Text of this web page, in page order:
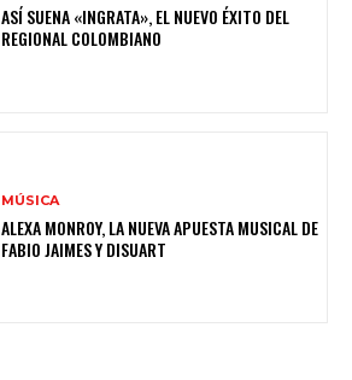
ASÍ SUENA «INGRATA», EL NUEVO ÉXITO DEL
REGIONAL COLOMBIANO
MÚSICA
ALEXA MONROY, LA NUEVA APUESTA MUSICAL DE
FABIO JAIMES Y DISUART